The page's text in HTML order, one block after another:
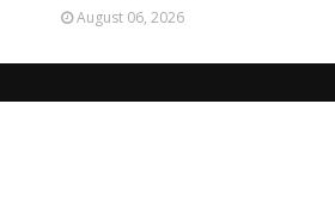
August 06, 2026